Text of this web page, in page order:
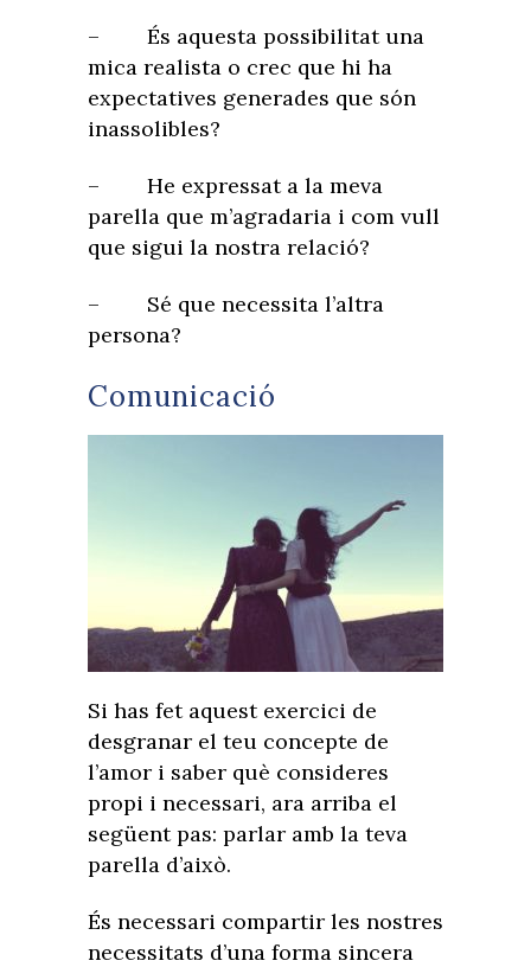
– És aquesta possibilitat una
mica realista o crec que hi ha
expectatives generades que són
inassolibles?
– He expressat a la meva
parella que m’agradaria i com vull
que sigui la nostra relació?
– Sé que necessita l’altra
persona?
Comunicació
Si has fet aquest exercici de
desgranar el teu concepte de
l’amor i saber què consideres
propi i necessari, ara arriba el
següent pas: parlar amb la teva
parella d’això.
És necessari compartir les nostres
necessitats d’una forma sincera